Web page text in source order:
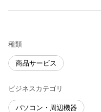
種類
商品サービス
ビジネスカテゴリ
パソコン・周辺機器